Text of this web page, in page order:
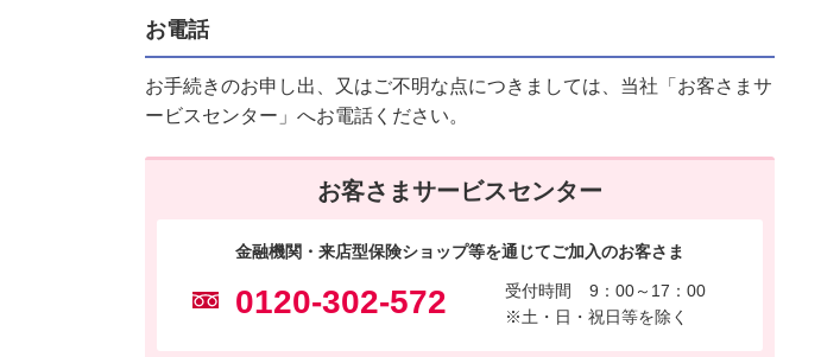
お電話
お手続きのお申し出、又はご不明な点につきましては、当社「お客さまサ
ービスセンター」へお電話ください。
お客さまサービスセンター
金融機関・来店型保険ショップ等を通じてご加入のお客さま
0120-302-572 受付時間
9：00～17：00
※土・日・祝日等を除く